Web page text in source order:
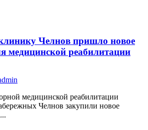
Челнов пришло новое
медицинской реабилитации
медицинской реабилитации
Челнов закупили новое